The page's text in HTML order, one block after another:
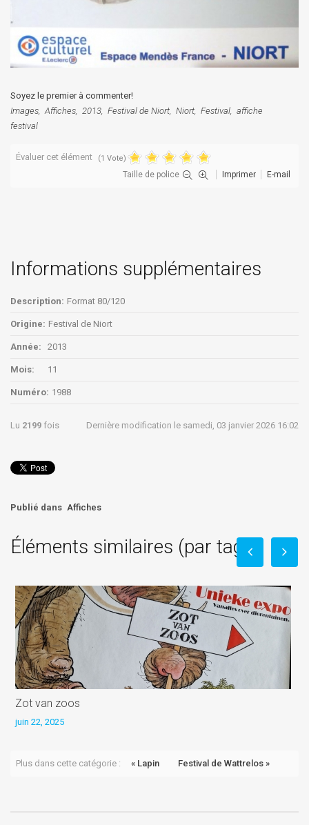
Soyez le premier à commenter!
Images Affiches 2013 Festival de Niort Niort Festival affiche
festival
Évaluer cet élément (1 Vote)
Taille de police Imprimer E-mail
Informations supplémentaires
Description: Format 80/120
Origine: Festival de Niort
Année: 2013
Mois: 11
Numéro: 1988
Lu 2199 fois Dernière modification le samedi, 03 janvier 2026 16:02
Publié dans Affiches
Éléments similaires (par tag)
Zot van zoos
juin 22, 2025
Plus dans cette catégorie : « Lapin Festival de Wattrelos »